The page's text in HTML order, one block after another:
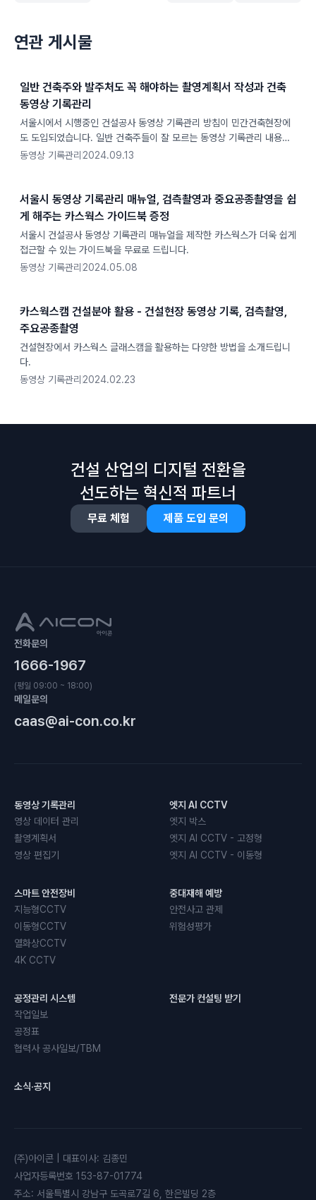
연관 게시물
일반 건축주와 발주처도 꼭 해야하는 촬영계획서 작성과 건축
동영상 기록관리
서울시에서 시행중인 건설공사 동영상 기록관리 방침이 민간건축현장에
도 도입되었습니다. 일반 건축주들이 잘 모르는 동영상 기록관리 내용을
알려드립니다.
동영상 기록관리 2024.09.13
서울시 동영상 기록관리 매뉴얼, 검측촬영과 중요공종촬영을 쉽
게 해주는 카스웍스 가이드북 증정
서울시 건설공사 동영상 기록관리 매뉴얼을 제작한 카스웍스가 더욱 쉽게
접근할 수 있는 가이드북을 무료로 드립니다.
동영상 기록관리 2024.05.08
카스웍스캠 건설분야 활용 - 건설현장 동영상 기록, 검측촬영,
주요공종촬영
건설현장에서 카스웍스 글래스캠을 활용하는 다양한 방법을 소개드립니
다.
동영상 기록관리 2024.02.23
건설 산업의 디지털 전환을
선도하는 혁신적 파트너
무료 체험 제품 도입 문의
전화문의
1666-1967
(평일 09:00 ~ 18:00)
메일문의
caas@ai-con.co.kr
동영상 기록관리
영상 데이터 관리
촬영계획서
영상 편집기
엣지 AI CCTV
엣지 박스
엣지 AI CCTV - 고정형
엣지 AI CCTV - 이동형
스마트 안전장비
지능형CCTV
이동형CCTV
열화상CCTV
4K CCTV
중대재해 예방
안전사고 관제
위험성평가
공정관리 시스템
작업일보
공정표
협력사 공사일보/TBM
전문가 컨설팅 받기
소식·공지
(주)아이콘 대표이사: 김종민
사업자등록번호 153-87-01774
주소: 서울특별시 강남구 도곡로7길 6, 한은빌딩 2층